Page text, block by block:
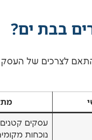
בבת ים?
לצרכים של
עסקים
נוכחות